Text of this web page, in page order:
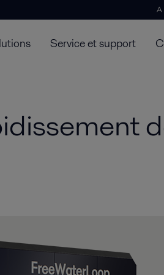
A
Service et support